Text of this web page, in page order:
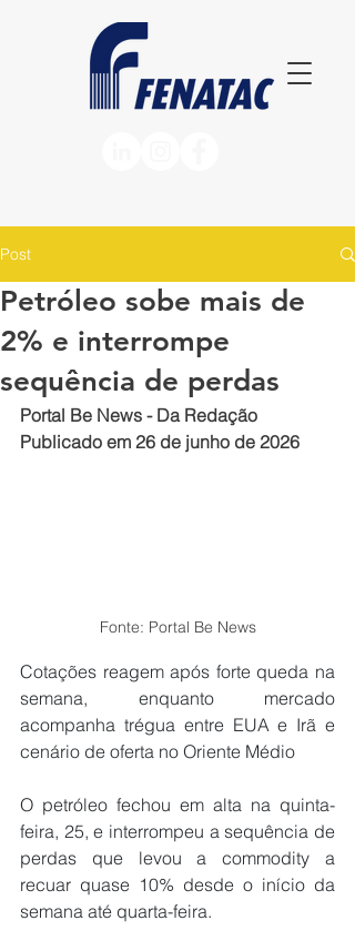
Post
Petróleo sobe mais de
2% e interrompe
sequência de perdas
Portal Be News - Da Redação
Publicado em 26 de junho de 2026
Fonte: Portal Be News
Cotações reagem após forte queda na
semana, enquanto mercado
acompanha trégua entre EUA e Irã e
cenário de oferta no Oriente Médio
O petróleo fechou em alta na quinta-
feira, 25, e interrompeu a sequência de
perdas que levou a commodity a
recuar quase 10% desde o início da
semana até quarta-feira.